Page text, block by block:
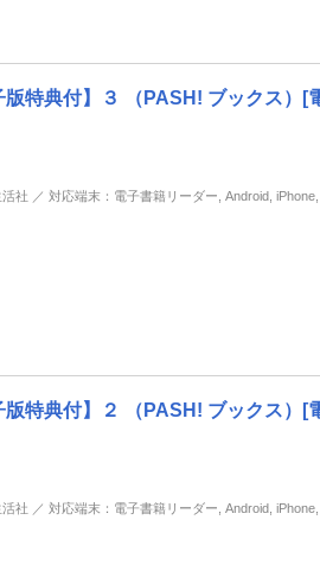
特典付】３ （PASH! ブックス）[
社 ／ 対応端末：電子書籍リーダー, Android, iPhone,
特典付】２ （PASH! ブックス）[
社 ／ 対応端末：電子書籍リーダー, Android, iPhone,